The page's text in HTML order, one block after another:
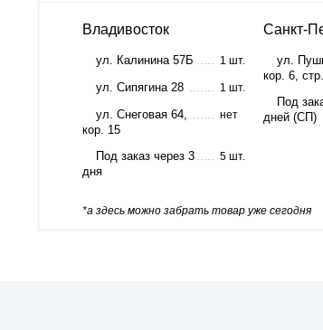
Владивосток
ул. Калинина 57Б 1 шт.
ул. Сипягина 28 1 шт.
ул. Снеговая 64,
кор. 15
нет
Под заказ через 3
дня
5 шт.
Санкт-
ул.
кор. 6,
Под
дней (СП)
*а здесь можно забрать товар уже сегодня